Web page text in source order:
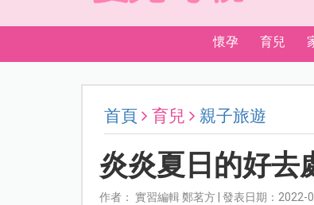
懷孕 育兒
首頁 育兒 親子旅遊
炎炎夏日的好去
作者： 實習編輯 鄭茗方 | 發表日期：2022-